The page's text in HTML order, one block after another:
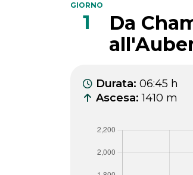
GIORNO
1
Da
Durata: 06:45 h
Ascesa: 1410 m